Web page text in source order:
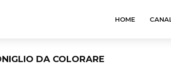
HOME
DA COLORARE